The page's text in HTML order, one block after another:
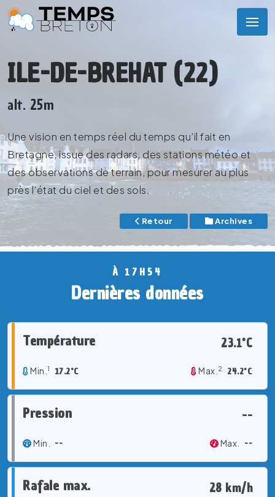
ILE-DE-BREHAT (22)
alt. 25m
Une vision en temps réel du temps qu’il fait en
Bretagne, issue des radars, des stations météo et
des observations de terrain, pour mesurer au plus
près l’état du ciel et des sols.
Retour Archives
À 17H54
Dernières données
Température 23.1°C
Min. 1 17.2°C Max. 2 24.2°C
Pression --
Min. -- Max. --
Rafale max. 28 km/h